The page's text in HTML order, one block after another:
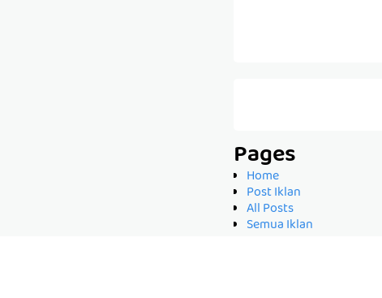
Pages
Home
Post Iklan
All Posts
Semua Iklan